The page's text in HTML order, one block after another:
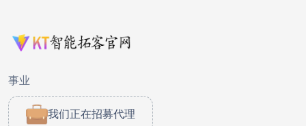
事业
我们正在招募代理